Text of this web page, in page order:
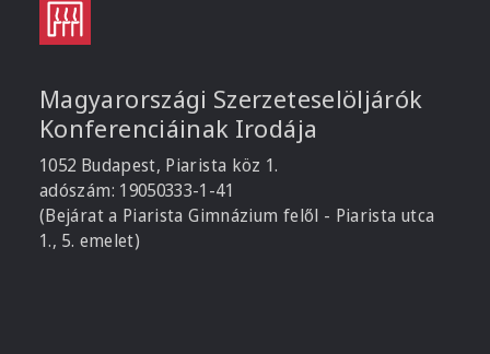
Magyarországi Szerzeteselöljárók
Konferenciáinak Irodája
1052 Budapest, Piarista köz 1.
adószám: 19050333-1-41
(Bejárat a Piarista Gimnázium felől - Piarista utca
1., 5. emelet)